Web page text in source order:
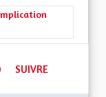
solidarités, les soins
50 ABONNÉS
SUIVRE